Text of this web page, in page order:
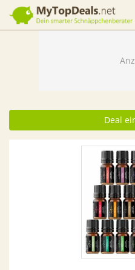
Dein smarter Schnäppchenberater
Deal